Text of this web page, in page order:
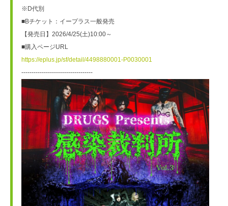
※D代別
■Bチケット：イープラス一般発売
【発売日】2026/4/25(土)10:00～
■購入ページURL
https://eplus.jp/sf/detail/4498880001-P0030001
-----------------------------------